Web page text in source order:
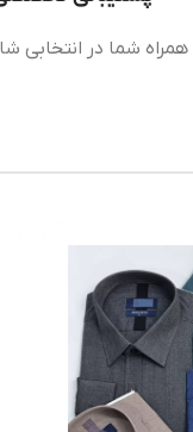
همراه شما در انتخابی